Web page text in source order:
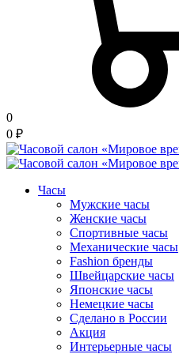
0
0 ₽
Часы
Мужские часы
Женские часы
Спортивные часы
Механические часы
Fashion бренды
Швейцарские часы
Японские часы
Немецкие часы
Сделано в России
Акция
Интерьерные часы